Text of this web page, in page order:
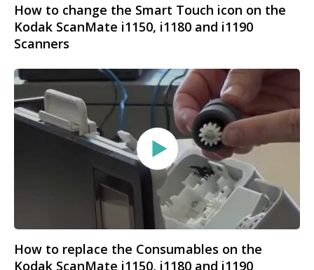
How to change the Smart Touch icon on the
Kodak ScanMate i1150, i1180 and i1190
Scanners
How to replace the Consumables on the
Kodak ScanMate i1150, i1180 and i1190